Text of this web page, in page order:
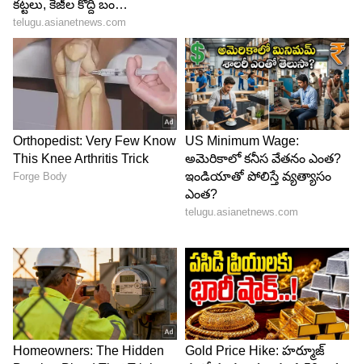
దినుసులన్నీ లైట్ గా ప్యాన్ లో వేయించాలి. మాడిపోకుండా
చూసుకోవాలి. వేయించిన వాటిని చల్లార్చి.. మెత్తటి పొడిలా
చేసుకోవాలి. ఇప్పుడు.. ఇందులో ఉల్లిపాయ పొడి, వెల్లుల్లి
పొడి, ఆమ్చూర్ పొడి , కార్న్ ఫ్లోర్, ఉప్పు, పంచదార కూడా
వేసి మరోసారి మిక్సీ పట్టాలి. అంతే.. మ్యాగీ మసాలా రెడీ
అయిపోయినట్లే.
దీనిని మీరు గాజు సీసాలో స్టోర్ చేసుకోవాలి. ఎన్ని నెలలు
అయినా వాడుకోవచ్చు. బయట కొనే మ్యాగీ మసాలా కంటే
రుచిగా ఉంటుంది. ఆరోగ్యంగా కూడా ఉంటుంది. దీనిని
అవుతుంది. ఒక్కసారి ప్రయత్నించి చూడండి....